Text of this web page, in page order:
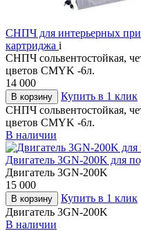
СНПЧ для интерьерных
картриджа i
СНПЧ сольвентостойкая,
цветов CMYK -6л.
14 000
В корзину
Купить в 1 клик
СНПЧ сольвентостойкая,
цветов CMYK -6л.
В наличии
Двигатель 3GN-200K для
Двигатель 3GN-200K
15 000
В корзину
Купить в 1 клик
Двигатель 3GN-200K
В наличии